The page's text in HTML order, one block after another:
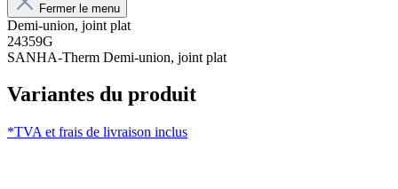
Fermer le menu
Demi-union, joint plat
24359G
SANHA-Therm Demi-union, joint plat
Variantes du produit
*TVA et frais de livraison inclus